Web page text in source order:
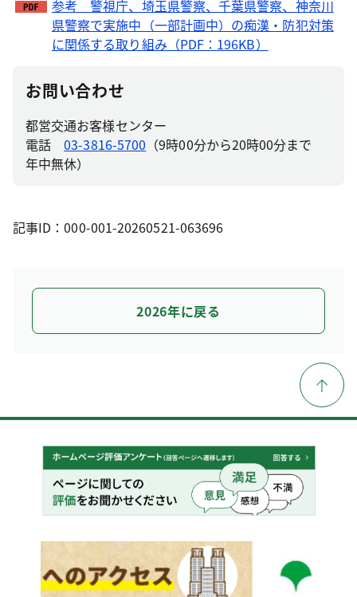
参考 警視庁、埼玉県警察、千葉県警察、神奈川
県警察で実施中（一部計画中）の痴漢・防犯対策
に関係する取り組み（PDF：196KB）
お問い合わせ
都営交通お客様センター
電話03-3816-5700 （9時00分から20時00分まで
年中無休）
記事ID：000-001-20260521-063696
2026年に戻る